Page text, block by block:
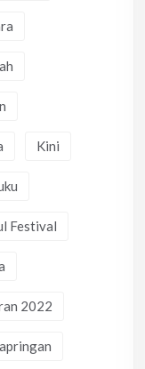
Kini
Festival
2022